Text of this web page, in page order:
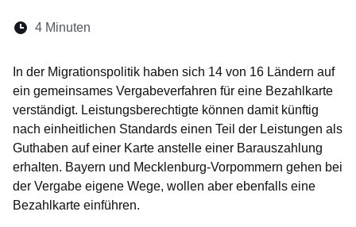
Lesedauer:
4 Minuten
In der Migrationspolitik haben sich 14 von 16 Ländern auf
ein gemeinsames Vergabeverfahren für eine Bezahlkarte
verständigt. Leistungsberechtigte können damit künftig
nach einheitlichen Standards einen Teil der Leistungen als
Guthaben auf einer Karte anstelle einer Barauszahlung
erhalten. Bayern und Mecklenburg-Vorpommern gehen bei
der Vergabe eigene Wege, wollen aber ebenfalls eine
Bezahlkarte einführen.